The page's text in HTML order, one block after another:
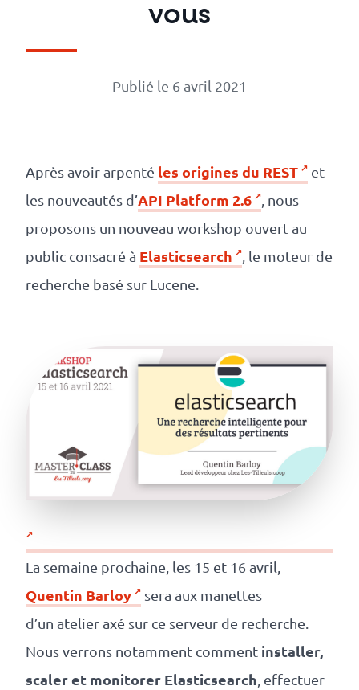
Numérique
responsable
La
coopérative
On
de
revenus
Platform
Conference
blog
vous
Publié le 6 avril 2021
Après avoir arpenté les origines du REST
et
les nouveautés d’API Platform 2.6
, nous
proposons un nouveau workshop ouvert au
public consacré à Elasticsearch
, le moteur de
recherche basé sur Lucene.
La semaine prochaine, les 15 et 16 avril,
Quentin Barloy
sera aux manettes
d’un atelier axé sur ce serveur de recherche.
Nous verrons notamment comment installer,
scaler et monitorer Elasticsearch , effectuer